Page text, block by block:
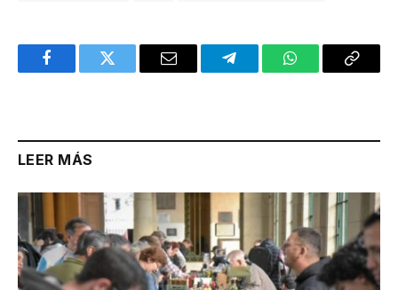
FacebookTwitter Email TelegramWhatsAppCopy
LEER MÁS